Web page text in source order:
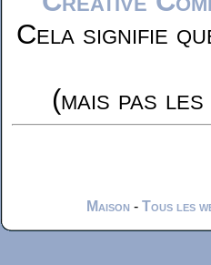
Cela signifie
(mais pas
Maison - Tous les